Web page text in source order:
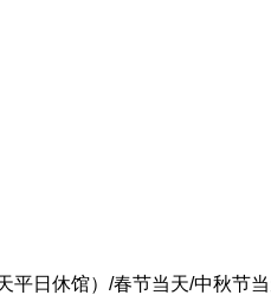
平日休馆）/春节当天/中秋节